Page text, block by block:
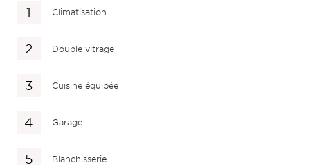
Climatisation
Double vitrage
Cuisine équipée
Garage
Blanchisserie